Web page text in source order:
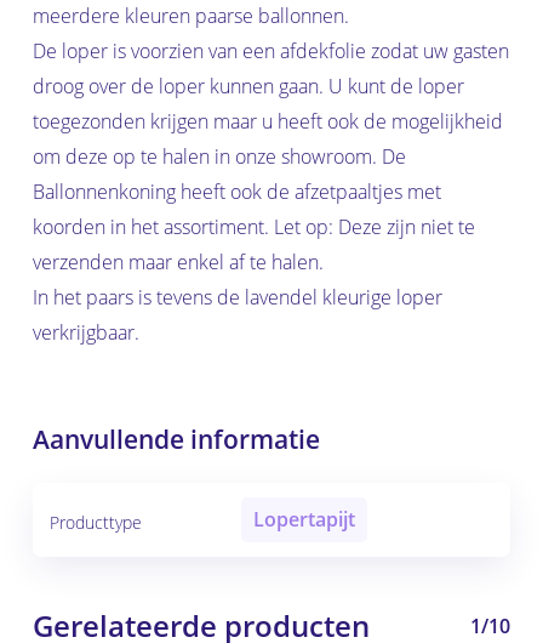
meerdere kleuren paarse ballonnen.
De loper is voorzien van een afdekfolie zodat uw gasten
droog over de loper kunnen gaan. U kunt de loper
toegezonden krijgen maar u heeft ook de mogelijkheid
om deze op te halen in onze showroom. De
Ballonnenkoning heeft ook de afzetpaaltjes met
koorden in het assortiment. Let op: Deze zijn niet te
verzenden maar enkel af te halen.
In het paars is tevens de lavendel kleurige loper
verkrijgbaar.
Aanvullende informatie
Producttype Lopertapijt
Gerelateerde producten 1/10